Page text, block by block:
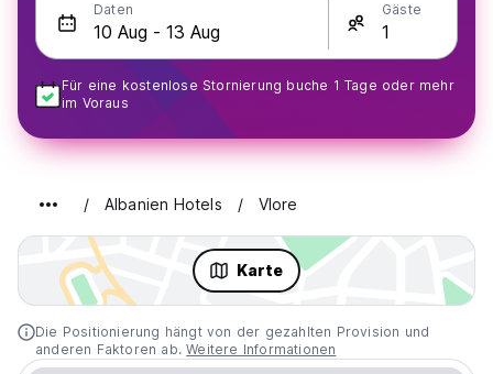
Daten Gäste
Für eine kostenlose Stornierung buche 1 Tage oder mehr
im Voraus
Albanien Hotels Vlore
Karte
Die Positionierung hängt von der gezahlten Provision und
anderen Faktoren ab.Weitere Informationen